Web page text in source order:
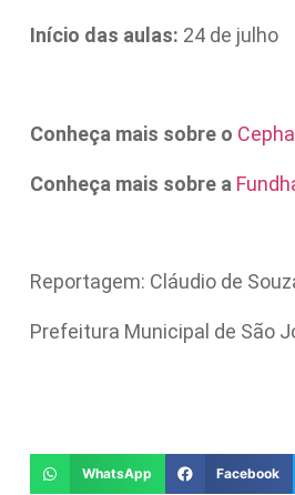
Início das aulas: 24 de julho
Conheça mais sobre o
Conheça mais sobre a
Reportagem: Cláudio de
Prefeitura Municipal de São
WhatsApp Facebook